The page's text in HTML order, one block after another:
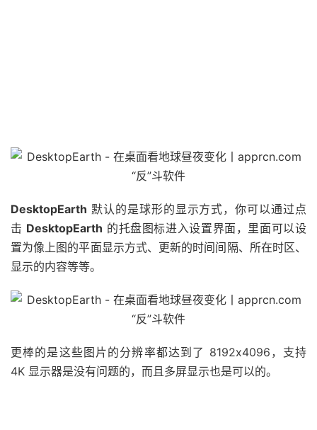
DesktopEarth 默认的是球形的显示方式，你可以通过点
击 DesktopEarth 的托盘图标进入设置界面，里面可以设
置为像上图的平面显示方式、更新的时间间隔、所在时区、
显示的内容等等。
更棒的是这些图片的分辨率都达到了 8192x4096，支持
4K 显示器是没有问题的，而且多屏显示也是可以的。